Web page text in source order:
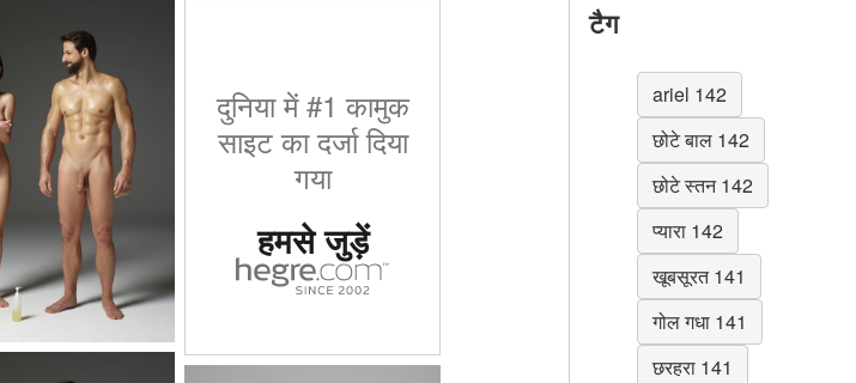
दुनिया में #1 कामुक
साइट का दर्जा दिया
गया
हमसे जुड़ें
टैग
ariel 142
छोटे बाल 142
छोटे स्तन 142
प्यारा 142
खूबसूरत 141
गोल गधा 141
छरहरा 141